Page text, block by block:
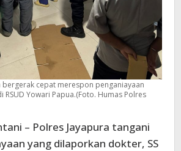
bergerak cepat merespon penganiayaan
Yowari Papua.(Foto. Humas Polres
– Polres Jayapura tangani
yang dilaporkan dokter, SS